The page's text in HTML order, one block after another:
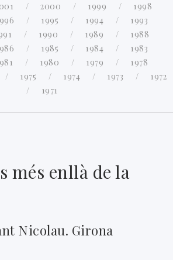
2000 1999
1998
1995 1994
1993
1990 1989
1988
1985 1984
1983
1980 1979
1978
1975 1974 1973
1972
1971
més enllà de la
Nicolau. Girona